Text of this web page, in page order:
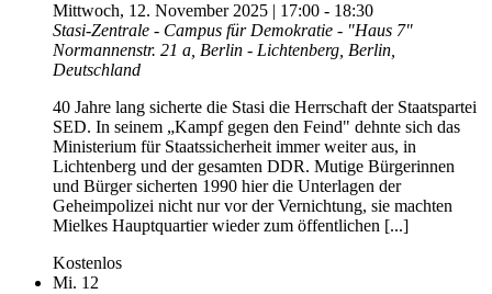
Mittwoch, 12. November 2025 | 17:00 - 18:30
Stasi-Zentrale - Campus für Demokratie - "Haus 7"
Normannenstr. 21 a, Berlin - Lichtenberg, Berlin,
Deutschland
40 Jahre lang sicherte die Stasi die Herrschaft der Staatspartei
SED. In seinem „Kampf gegen den Feind" dehnte sich das
Ministerium für Staatssicherheit immer weiter aus, in
Lichtenberg und der gesamten DDR. Mutige Bürgerinnen
und Bürger sicherten 1990 hier die Unterlagen der
Geheimpolizei nicht nur vor der Vernichtung, sie machten
Mielkes Hauptquartier wieder zum öffentlichen [...]
Kostenlos
Mi. 12